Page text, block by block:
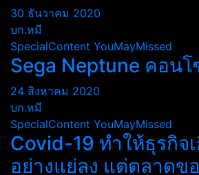
30 ธันวาคม 2020
บก.หมี
SpecialContent YouMayMissed
Sega Neptune คอน
24 สิงหาคม 2020
บก.หมี
SpecialContent YouMayMissed
Covid-19 ทำให้ธุรกิจ
อย่างแย่ลง แต่ตลาดข